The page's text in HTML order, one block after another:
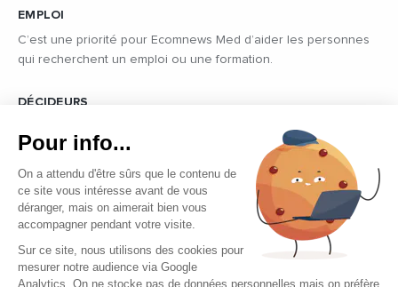
EMPLOI
C’est une priorité pour Ecomnews Med d’aider les personnes
qui recherchent un emploi ou une formation.
DÉCIDEURS
Quels sont les décideurs qui font l’actualité économique et
politique des pays du pourtour de la Méditerranée.
Copyright © 2026 - Tous droits réservés
Pour info...
On a attendu d'être sûrs que le contenu de
ce site vous intéresse avant de vous
déranger, mais on aimerait bien vous
accompagner pendant votre visite.
Sur ce site, nous utilisons des cookies pour
mesurer notre audience via Google
Analytics. On ne stocke pas de données personnelles mais on préfère